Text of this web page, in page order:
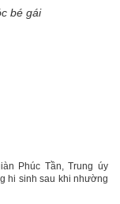
bé gái
Phúc Tần, Trung úy
hi sinh sau khi nhường